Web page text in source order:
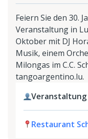
Feiern Sie den 30.
Veranstaltung in
Oktober mit DJ
Musik, einem
Milongas im C.C.
tangoargentino.lu.
Veranstaltung
Restaurant